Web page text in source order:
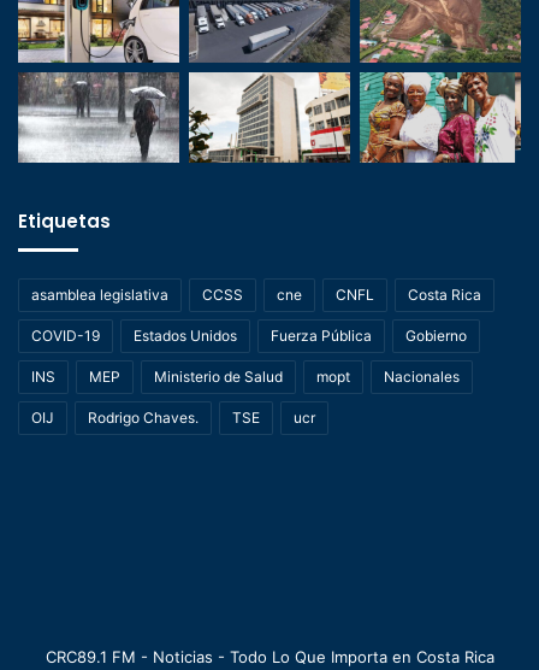
Etiquetas
asamblea legislativa CCSS cne CNFL Costa Rica
COVID-19 Estados Unidos Fuerza Pública Gobierno
INS MEP Ministerio de Salud mopt Nacionales
OIJ Rodrigo Chaves. TSE ucr
CRC89.1 FM - Noticias - Todo Lo Que Importa en Costa Rica